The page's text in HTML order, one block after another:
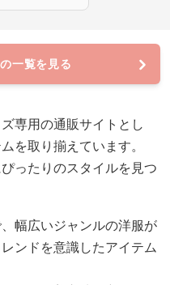
一覧を見る
専用の通販サイトとし
を取り揃えています。
ったりのスタイルを見つ
幅広いジャンルの洋服が
ンドを意識したアイテム